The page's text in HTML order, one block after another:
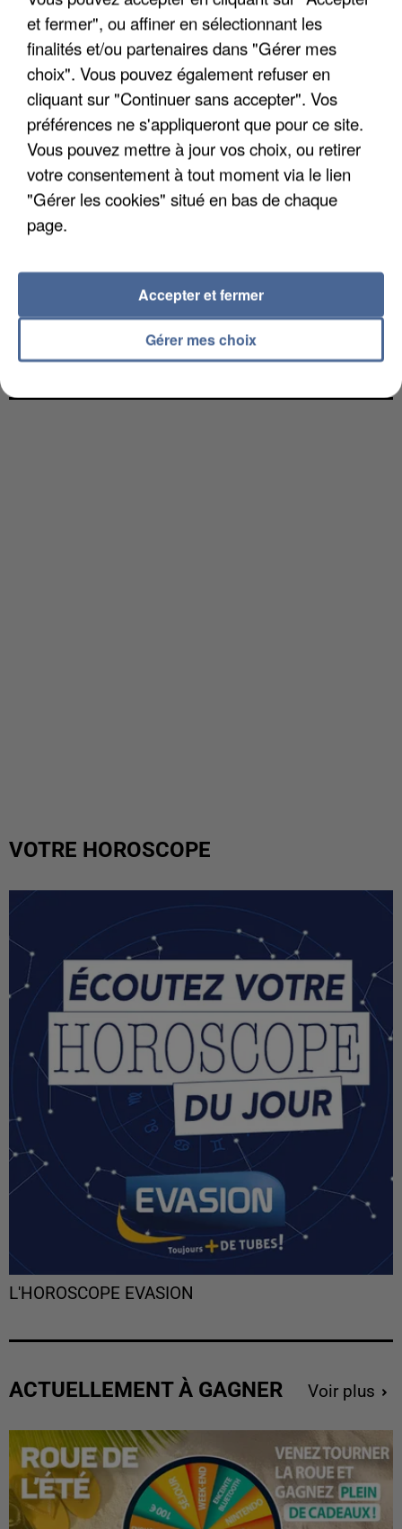
L’UN DES FONDATEURS SUPPOSÉS DE LA DZ
MAFIA INTERPELLÉ EN ALGÉRIE
RÉCEMMENT DIFFUSÉ
TAYLOR
SWIFT
TOM
Dai Dai 1h11
1h11
ESMÉE
Insomnie 1h08
1h08
VOTRE HOROSCOPE
L'HOROSCOPE EVASION
ACTUELLEMENT À GAGNER Voir plus
et fermer", ou affiner en sélectionnant les
finalités et/ou partenaires dans "Gérer mes
choix". Vous pouvez également refuser en
cliquant sur "Continuer sans accepter". Vos
préférences ne s'appliqueront que pour ce site.
Vous pouvez mettre à jour vos choix, ou retirer
votre consentement à tout moment via le lien
"Gérer les cookies" situé en bas de chaque
page.
Gérer mes choix
Accepter et fermer